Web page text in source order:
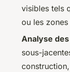
visibles tels
ou les
Analyse
sous-